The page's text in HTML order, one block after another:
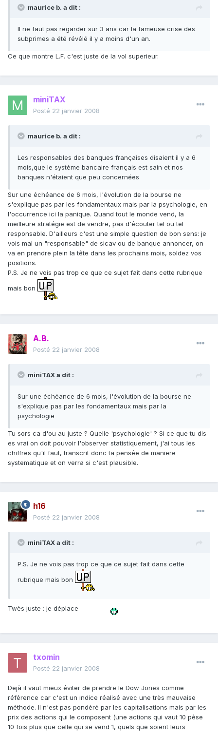
maurice b. a dit :
Il ne faut pas regarder sur 3 ans car la fameuse crise des
subprimes a été révélé il y a moins d'un an.
Ce que montre L.F. c'est juste de la vol superieur.
miniTAX
Posté 22 janvier 2008
maurice b. a dit :
Les responsables des banques françaises disaient il y a 6
mois,que le système bancaire français est sain et nos
banques n'étaient que peu concernées
Sur une échéance de 6 mois, l'évolution de la bourse ne
s'explique pas par les fondamentaux mais par la psychologie, en
l'occurrence ici la panique. Quand tout le monde vend, la
meilleure stratégie est de vendre, pas d'écouter tel ou tel
responsable. D'ailleurs c'est une simple question de bon sens: je
vois mal un "responsable" de sicav ou de banque annoncer, on
va en prendre plein la tête dans les prochains mois, soldez vos
positions.
P.S. Je ne vois pas trop ce que ce sujet fait dans cette rubrique
mais bon
A.B.
Posté 22 janvier 2008
miniTAX a dit :
Sur une échéance de 6 mois, l'évolution de la bourse ne
s'explique pas par les fondamentaux mais par la
psychologie
Tu sors ca d'ou au juste ? Quelle 'psychologie' ? Si ce que tu dis
es vrai on doit pouvoir l'observer statistiquement, j'ai tous les
chiffres qu'il faut, transcrit donc ta pensée de maniere
systematique et on verra si c'est plausible.
h16
Posté 22 janvier 2008
miniTAX a dit :
P.S. Je ne vois pas trop ce que ce sujet fait dans cette
rubrique mais bon
Twès juste : je déplace
txomin
Posté 22 janvier 2008
Dejà il vaut mieux éviter de prendre le Dow Jones comme
référence car c'est un indice réalisé avec une très mauvaise
méthode. Il n'est pas pondéré par les capitalisations mais par les
prix des actions qui le composent (une actions qui vaut 10 pèse
10 fois plus que celle qui se vend 1, quels que soient leurs